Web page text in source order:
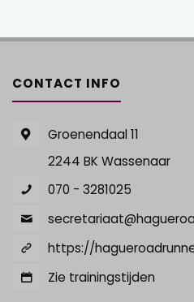
CONTACT INFO
Groenendaal 11
2244 BK Wassenaar
070 - 3281025
https://
Zie trainingstijden